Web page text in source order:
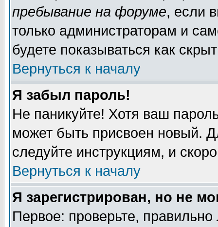
пребывание на форуме, если
только администраторам и
будете показываться как
Вернуться к началу
Я забыл пароль!
Не паникуйте! Хотя ваш
может быть присвоен новый.
следуйте инструкциям, и
Вернуться к началу
Я зарегистрирован, но не
Первое: проверьте,